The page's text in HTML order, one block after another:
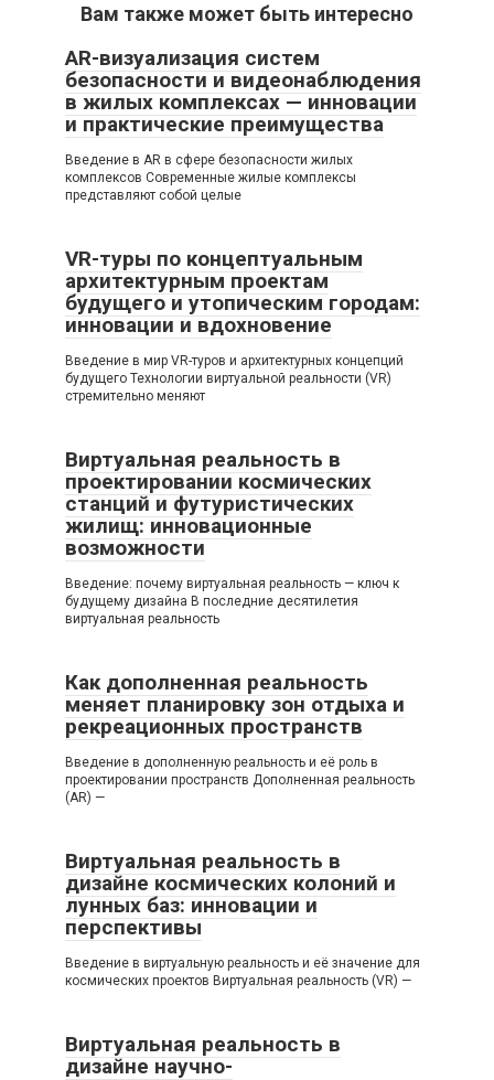
Вам также может быть интересно
AR-визуализация систем
безопасности и видеонаблюдения
в жилых комплексах — инновации
и практические преимущества
Введение в AR в сфере безопасности жилых
комплексов Современные жилые комплексы
представляют собой целые
VR-туры по концептуальным
архитектурным проектам
будущего и утопическим городам:
инновации и вдохновение
Введение в мир VR-туров и архитектурных концепций
будущего Технологии виртуальной реальности (VR)
стремительно меняют
Виртуальная реальность в
проектировании космических
станций и футуристических
жилищ: инновационные
возможности
Введение: почему виртуальная реальность — ключ к
будущему дизайна В последние десятилетия
виртуальная реальность
Как дополненная реальность
меняет планировку зон отдыха и
рекреационных пространств
Введение в дополненную реальность и её роль в
проектировании пространств Дополненная реальность
(AR) —
Виртуальная реальность в
дизайне космических колоний и
лунных баз: инновации и
перспективы
Введение в виртуальную реальность и её значение для
космических проектов Виртуальная реальность (VR) —
Виртуальная реальность в
дизайне научно-